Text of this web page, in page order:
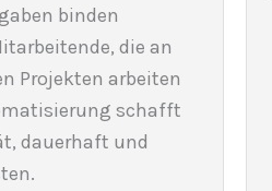
binden
die an
Projekten arbeiten
schafft
dauerhaft und